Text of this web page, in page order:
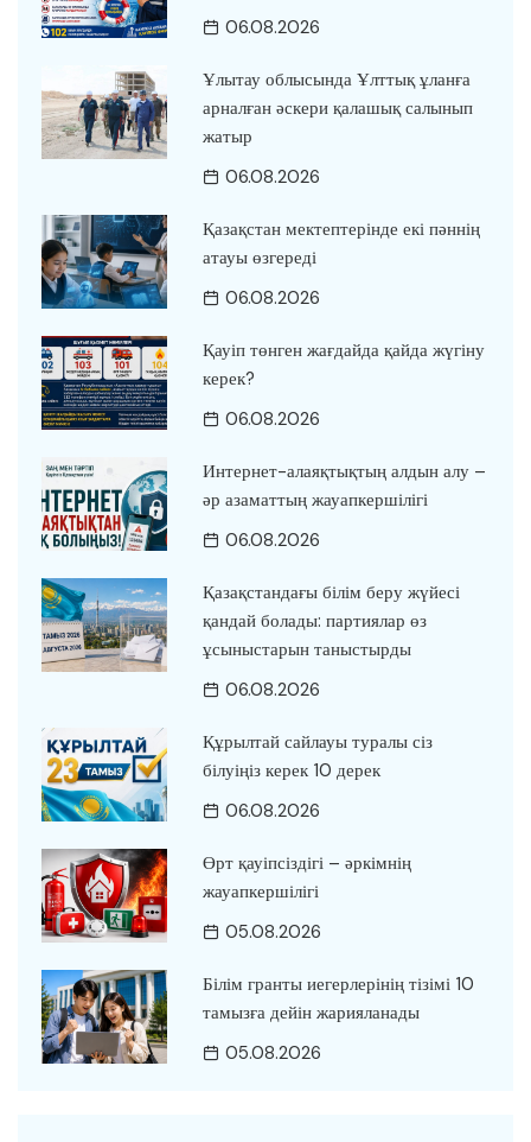
06.08.2026
Ұлытау облысында Ұлттық ұланға
арналған әскери қалашық салынып
жатыр
06.08.2026
Қазақстан мектептерінде екі пәннің
атауы өзгереді
06.08.2026
Қауіп төнген жағдайда қайда жүгіну
керек?
06.08.2026
Интернет-алаяқтықтың алдын алу –
әр азаматтың жауапкершілігі
06.08.2026
Қазақстандағы білім беру жүйесі
қандай болады: партиялар өз
ұсыныстарын таныстырды
06.08.2026
Құрылтай сайлауы туралы сіз
білуіңіз керек 10 дерек
06.08.2026
Өрт қауіпсіздігі – әркімнің
жауапкершілігі
05.08.2026
Білім гранты иегерлерінің тізімі 10
тамызға дейін жарияланады
05.08.2026